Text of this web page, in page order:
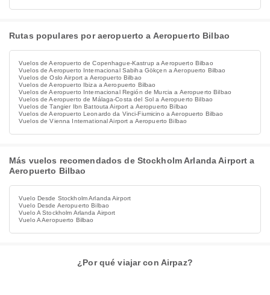
Rutas populares por aeropuerto a Aeropuerto Bilbao
Vuelos de Aeropuerto de Copenhague-Kastrup a Aeropuerto Bilbao
Vuelos de Aeropuerto Internacional Sabiha Gökçen a Aeropuerto Bilbao
Vuelos de Oslo Airport a Aeropuerto Bilbao
Vuelos de Aeropuerto Ibiza a Aeropuerto Bilbao
Vuelos de Aeropuerto Internacional Región de Murcia a Aeropuerto Bilbao
Vuelos de Aeropuerto de Málaga-Costa del Sol a Aeropuerto Bilbao
Vuelos de Tangier Ibn Battouta Airport a Aeropuerto Bilbao
Vuelos de Aeropuerto Leonardo da Vinci-Fiumicino a Aeropuerto Bilbao
Vuelos de Vienna International Airport a Aeropuerto Bilbao
Más vuelos recomendados de Stockholm Arlanda Airport a
Aeropuerto Bilbao
Vuelo Desde Stockholm Arlanda Airport
Vuelo Desde Aeropuerto Bilbao
Vuelo A Stockholm Arlanda Airport
Vuelo A Aeropuerto Bilbao
¿Por qué viajar con Airpaz?